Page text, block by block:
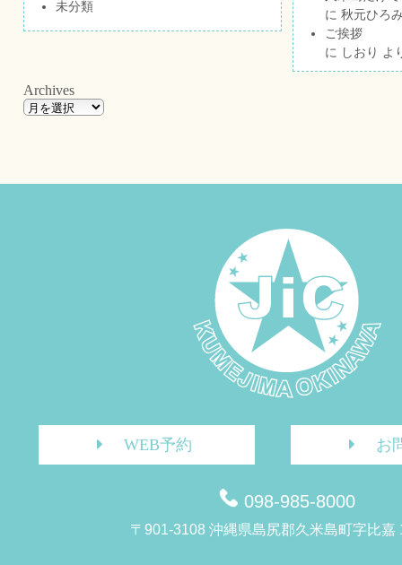
未分類
に 秋元ひろ
ご挨拶
に しおり よ
Archives
WEB予約 お
098-985-8000
〒901-3108 沖縄県島尻郡久米島町字比嘉